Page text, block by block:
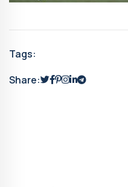
Tags:
Share: